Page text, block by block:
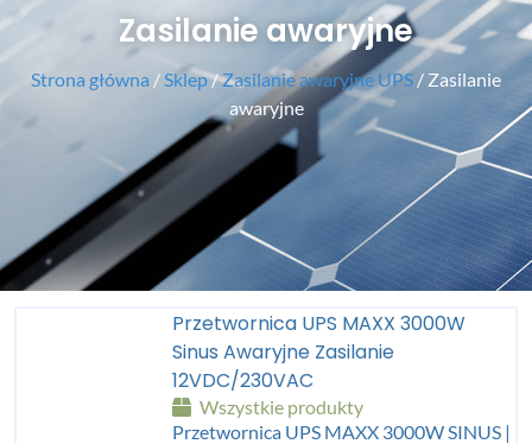
Zasilanie awaryjne
Strona główna / Sklep/Zasilanie awaryjne UPS / Zasilanie
awaryjne
Przetwornica UPS MAXX 3000W
Sinus Awaryjne Zasilanie
12VDC/230VAC
Wszystkie produkty
Przetwornica UPS MAXX 3000W SINUS |